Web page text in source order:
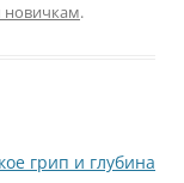
новичкам.
грип и глубина